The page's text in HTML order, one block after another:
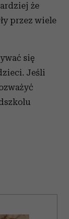
że
przez wiele
się
Jeśli